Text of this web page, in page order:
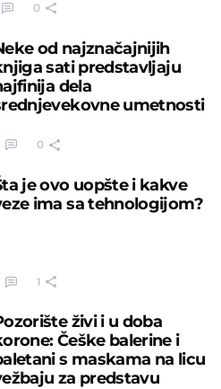
0
od najznačajnijih
sati predstavljaju
dela
umetnosti
0
je ovo uopšte i kakve
ima sa tehnologijom?
1
živi i u doba
Češke balerine i
s maskama na licu
za predstavu